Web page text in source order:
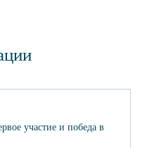
участие и победа в